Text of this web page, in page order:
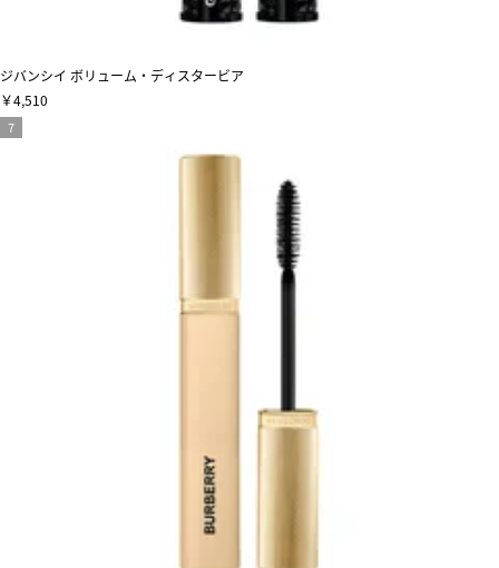
ジバンシイ ボリューム・ディスタービア
￥4,510